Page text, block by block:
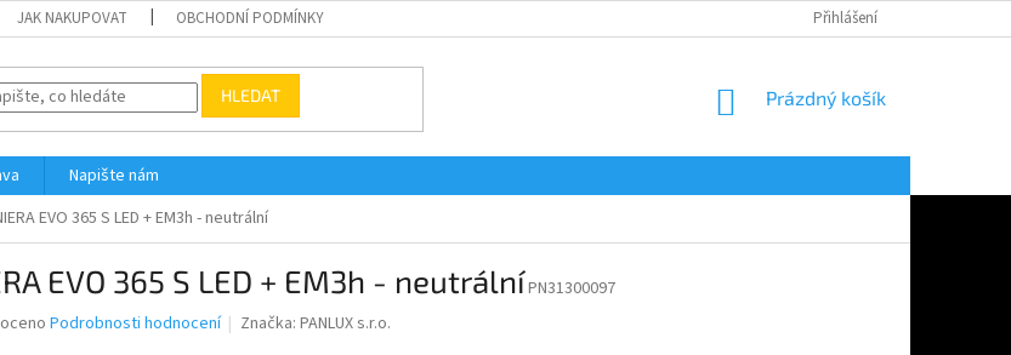
JAK NAKUPOVAT OBCHODNÍ PODMÍNKY Přihlášení
HLEDAT
NÁKUPNÍ
Prázdný košík
Napište nám
EVO 365 S LED + EM3h - neutrální
EVO 365 S LED + EM3h - neutrálníPN31300097
Podrobnosti hodnocení Značka:PANLUX s.r.o.